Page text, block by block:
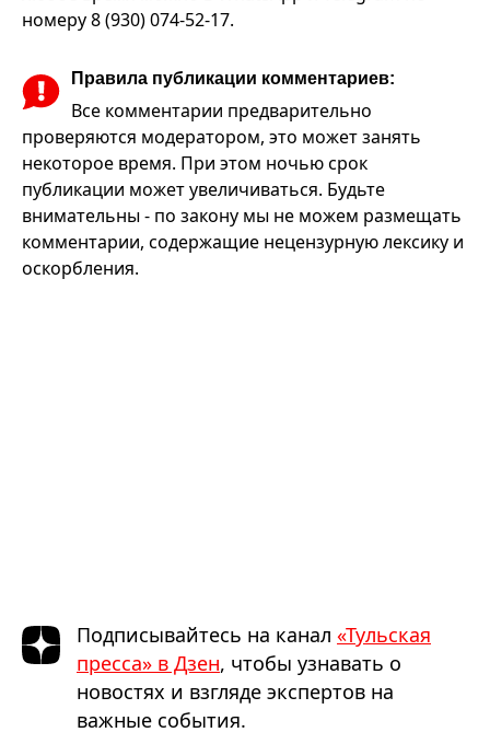
номеру 8 (930) 074-52-17.
Правила публикации комментариев:
Все комментарии предварительно
проверяются модератором, это может занять
некоторое время. При этом ночью срок
публикации может увеличиваться. Будьте
внимательны - по закону мы не можем размещать
комментарии, содержащие нецензурную лексику и
оскорбления.
Подписывайтесь на канал «Тульская
пресса» в Дзен, чтобы узнавать о
новостях и взгляде экспертов на
важные события.